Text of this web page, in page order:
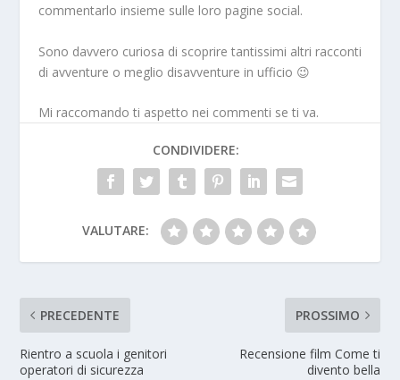
commentarlo insieme sulle loro pagine social.
Sono davvero curiosa di scoprire tantissimi altri racconti
di avventure o meglio disavventure in ufficio 😉
Mi raccomando ti aspetto nei commenti se ti va.
CONDIVIDERE:
VALUTARE:
PRECEDENTE
Rientro a scuola i genitori
operatori di sicurezza
PROSSIMO
Recensione film Come ti
divento bella